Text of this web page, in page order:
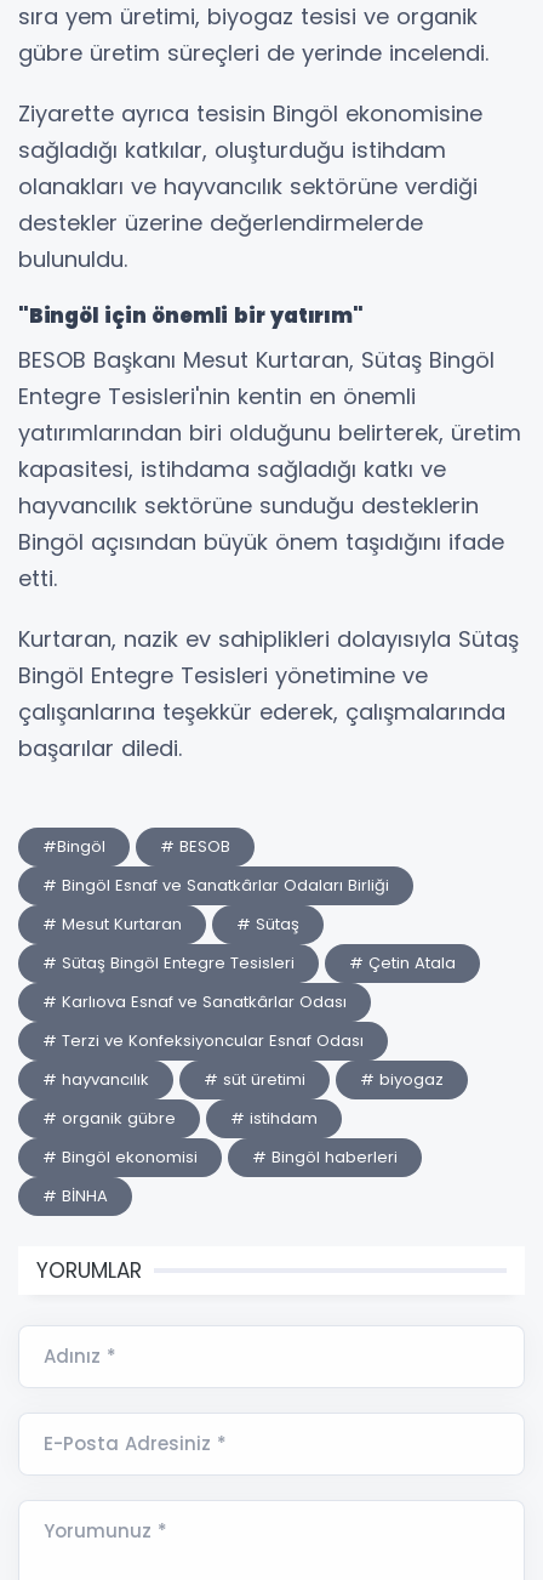
sıra yem üretimi, biyogaz tesisi ve organik
gübre üretim süreçleri de yerinde incelendi.
Ziyarette ayrıca tesisin Bingöl ekonomisine
sağladığı katkılar, oluşturduğu istihdam
olanakları ve hayvancılık sektörüne verdiği
destekler üzerine değerlendirmelerde
bulunuldu.
"Bingöl için önemli bir yatırım"
BESOB Başkanı Mesut Kurtaran, Sütaş Bingöl
Entegre Tesisleri'nin kentin en önemli
yatırımlarından biri olduğunu belirterek, üretim
kapasitesi, istihdama sağladığı katkı ve
hayvancılık sektörüne sunduğu desteklerin
Bingöl açısından büyük önem taşıdığını ifade
etti.
Kurtaran, nazik ev sahiplikleri dolayısıyla Sütaş
Bingöl Entegre Tesisleri yönetimine ve
çalışanlarına teşekkür ederek, çalışmalarında
başarılar diledi.
#Bingöl
# BESOB
# Bingöl Esnaf ve Sanatkârlar Odaları Birliği
# Mesut Kurtaran
# Sütaş
# Sütaş Bingöl Entegre Tesisleri
# Çetin Atala
# Karlıova Esnaf ve Sanatkârlar Odası
# Terzi ve Konfeksiyoncular Esnaf Odası
# hayvancılık
# süt üretimi
# biyogaz
# organik gübre
# istihdam
# Bingöl ekonomisi
# Bingöl haberleri
# BİNHA
YORUMLAR
Adınız *
E-Posta Adresiniz *
Yorumunuz *